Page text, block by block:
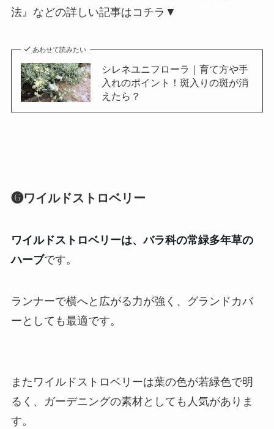
法』などの詳しい記事はコチラ▼
あわせて読みたい
シレネユニフローラ｜育て方や手
入れのポイント！斑入りの斑が消
えたら？
❻ワイルドストロベリー
ワイルドストロベリーは、バラ科の常緑多年草の
ハーブです。
ランナーで横へと広がる力が強く、グランドカバ
ーとしても最適です。
またワイルドストロベリーは葉の色が若緑色で明
るく、ガーデニングの素材としても人気がありま
す。